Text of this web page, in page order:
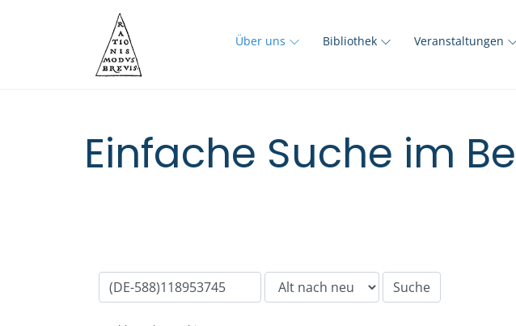
Über uns Bibliothek Veranstaltungen
Einfache Suche im